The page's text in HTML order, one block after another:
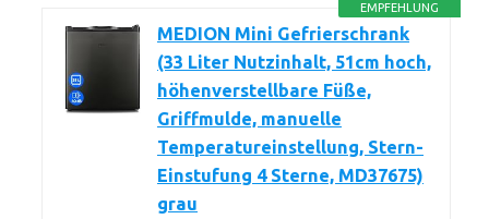
EMPFEHLUNG
MEDION Mini Gefrierschrank
(33 Liter Nutzinhalt, 51cm hoch,
höhenverstellbare Füße,
Griffmulde, manuelle
Temperatureinstellung, Stern-
Einstufung 4 Sterne, MD37675)
grau